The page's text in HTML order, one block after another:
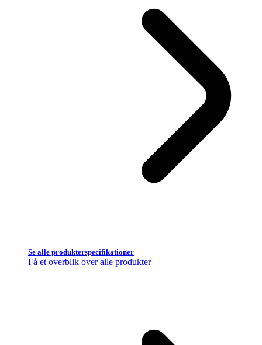
Se alle produkterspecifikationer
Få et overblik over alle produkter